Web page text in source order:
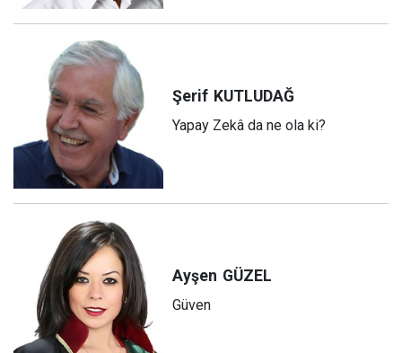
Şerif KUTLUDAĞ
Yapay Zekâ da ne ola ki?
Ayşen GÜZEL
Güven